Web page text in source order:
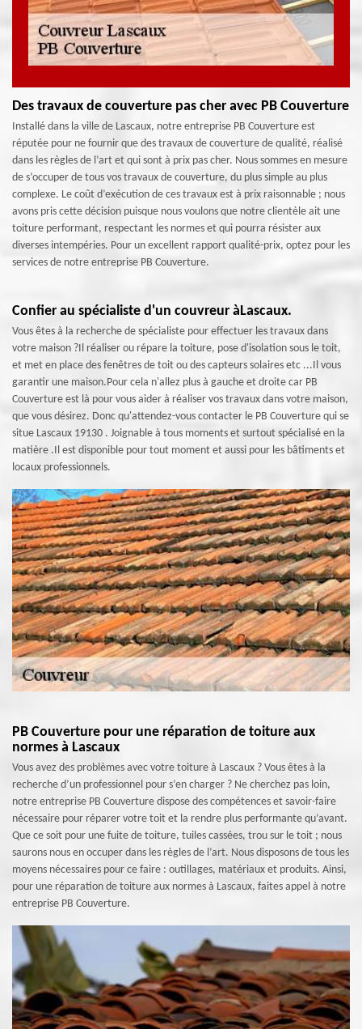
Des travaux de couverture pas cher avec PB Couverture
Installé dans la ville de Lascaux, notre entreprise PB Couverture est
réputée pour ne fournir que des travaux de couverture de qualité, réalisé
dans les règles de l’art et qui sont à prix pas cher. Nous sommes en mesure
de s’occuper de tous vos travaux de couverture, du plus simple au plus
complexe. Le coût d’exécution de ces travaux est à prix raisonnable ; nous
avons pris cette décision puisque nous voulons que notre clientèle ait une
toiture performant, respectant les normes et qui pourra résister aux
diverses intempéries. Pour un excellent rapport qualité-prix, optez pour les
services de notre entreprise PB Couverture.
Confier au spécialiste d'un couvreur àLascaux.
Vous êtes à la recherche de spécialiste pour effectuer les travaux dans
votre maison ?Il réaliser ou répare la toiture, pose d'isolation sous le toit,
et met en place des fenêtres de toit ou des capteurs solaires etc ...Il vous
garantir une maison.Pour cela n'allez plus à gauche et droite car PB
Couverture est là pour vous aider à réaliser vos travaux dans votre maison,
que vous désirez. Donc qu'attendez-vous contacter le PB Couverture qui se
situe Lascaux 19130 . Joignable à tous moments et surtout spécialisé en la
matière .Il est disponible pour tout moment et aussi pour les bâtiments et
locaux professionnels.
PB Couverture pour une réparation de toiture aux
normes à Lascaux
Vous avez des problèmes avec votre toiture à Lascaux ? Vous êtes à la
recherche d’un professionnel pour s’en charger ? Ne cherchez pas loin,
notre entreprise PB Couverture dispose des compétences et savoir-faire
nécessaire pour réparer votre toit et la rendre plus performante qu’avant.
Que ce soit pour une fuite de toiture, tuiles cassées, trou sur le toit ; nous
saurons nous en occuper dans les règles de l’art. Nous disposons de tous les
moyens nécessaires pour ce faire : outillages, matériaux et produits. Ainsi,
pour une réparation de toiture aux normes à Lascaux, faites appel à notre
entreprise PB Couverture.